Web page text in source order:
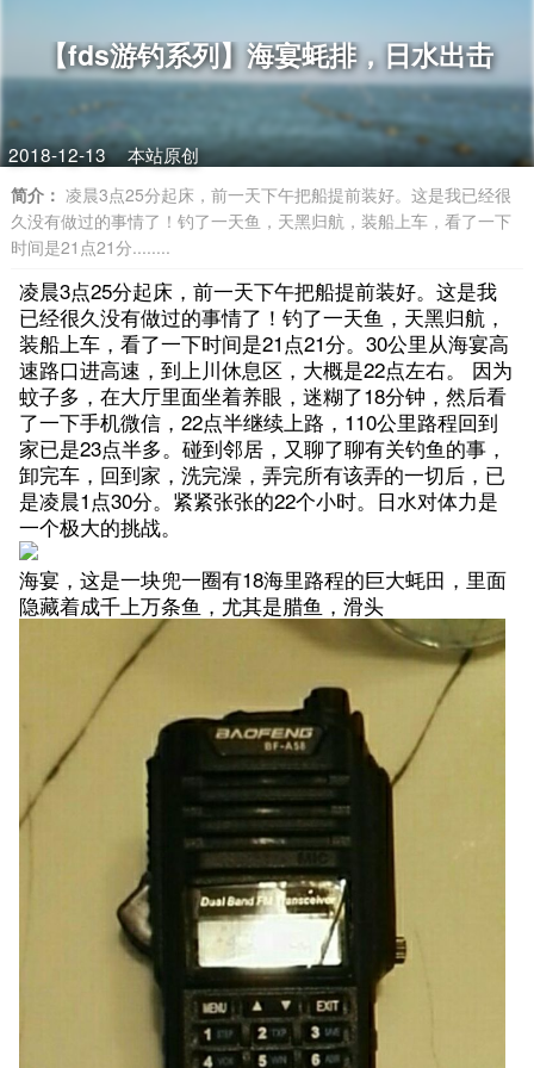
【fds游钓系列】海宴蚝排，日水出击
2018-12-13 本站原创
简介： 凌晨3点25分起床，前一天下午把船提前装好。这是我已经很
久没有做过的事情了！钓了一天鱼，天黑归航，装船上车，看了一下
时间是21点21分........
凌晨3点25分起床，前一天下午把船提前装好。这是我
已经很久没有做过的事情了！钓了一天鱼，天黑归航，
装船上车，看了一下时间是21点21分。30公里从海宴高
速路口进高速，到上川休息区，大概是22点左右。 因为
蚊子多，在大厅里面坐着养眼，迷糊了18分钟，然后看
了一下手机微信，22点半继续上路，110公里路程回到
家已是23点半多。碰到邻居，又聊了聊有关钓鱼的事，
卸完车，回到家，洗完澡，弄完所有该弄的一切后，已
是凌晨1点30分。紧紧张张的22个小时。日水对体力是
一个极大的挑战。
海宴，这是一块兜一圈有18海里路程的巨大蚝田，里面
隐藏着成千上万条鱼，尤其是腊鱼，滑头